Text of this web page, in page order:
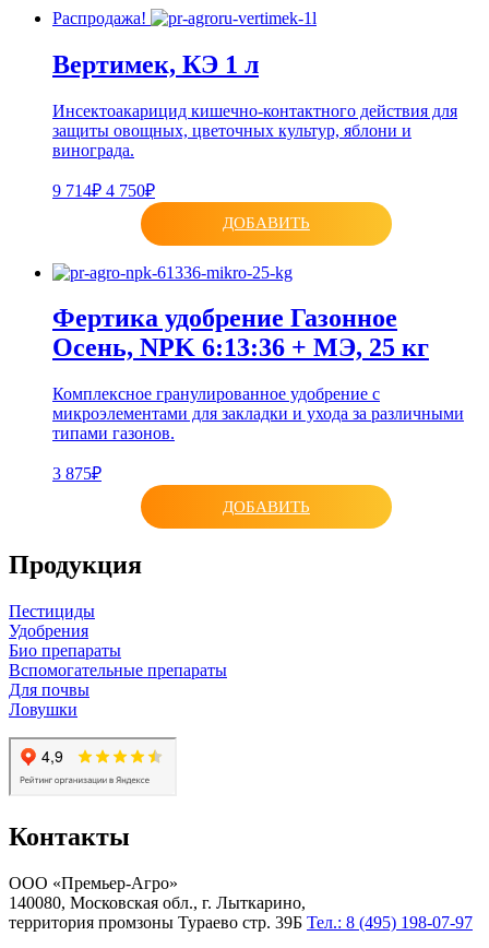
Распродажа!
Вертимек, КЭ 1 л
Инсектоакарицид кишечно-контактного действия для
защиты овощных, цветочных культур, яблони и
винограда.
9 714₽ 4 750₽
ДОБАВИТЬ
Фертика удобрение Газонное
Осень, NPK 6:13:36 + МЭ, 25 кг
Комплексное гранулированное удобрение с
микроэлементами для закладки и ухода за различными
типами газонов.
3 875₽
ДОБАВИТЬ
Продукция
Пестициды
Удобрения
Био препараты
Вспомогательные препараты
Для почвы
Ловушки
Контакты
ООО «Премьер-Агро»
140080, Московская обл., г. Лыткарино,
территория промзоны Тураево стр. 39Б Тел.: 8 (495) 198-07-97